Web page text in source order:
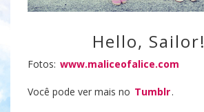
Hello, Sailor!
Fotos: www.maliceofalice.com
Você pode ver mais no Tumblr.